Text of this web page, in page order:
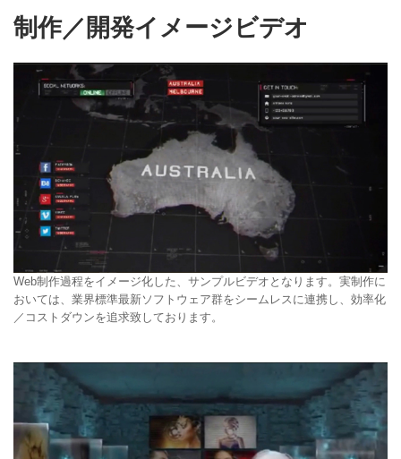
制作／開発イメージビデオ
Web制作過程をイメージ化した、サンプルビデオとなります。実制作に
おいては、業界標準最新ソフトウェア群をシームレスに連携し、効率化
／コストダウンを追求致しております。